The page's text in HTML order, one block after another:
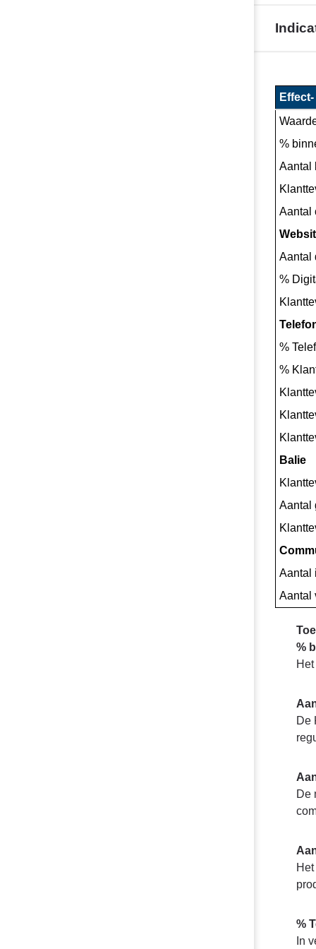
met
naar
Programma
Bestuur
Indicatoren
%
Aantal
Aantal
Aantal
%
%
%
Balie
Aantal
Aantal
Aantal
%
De
De
%
In